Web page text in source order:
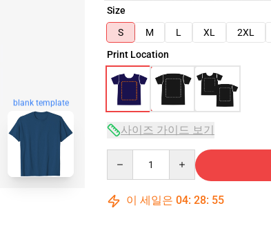
blank template
Size
S
M L XL 2XL
Print Location
사이즈 가이드 보기
이 세일은 04: 28: 54